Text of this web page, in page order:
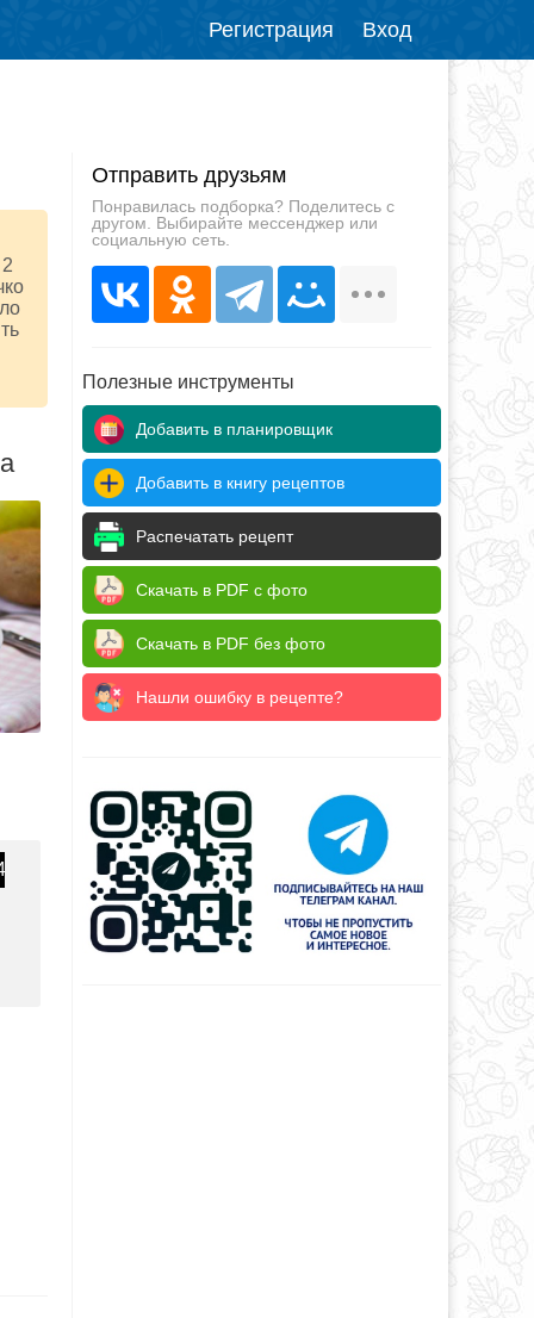
Регистрация Вход
Отправить друзьям
Понравилась подборка? Поделитесь с
другом. Выбирайте мессенджер или
социальную сеть.
Полезные инструменты
Добавить в планировщик
Добавить в книгу рецептов
Распечатать рецепт
Скачать в PDF с фото
Скачать в PDF без фото
Нашли ошибку в рецепте?